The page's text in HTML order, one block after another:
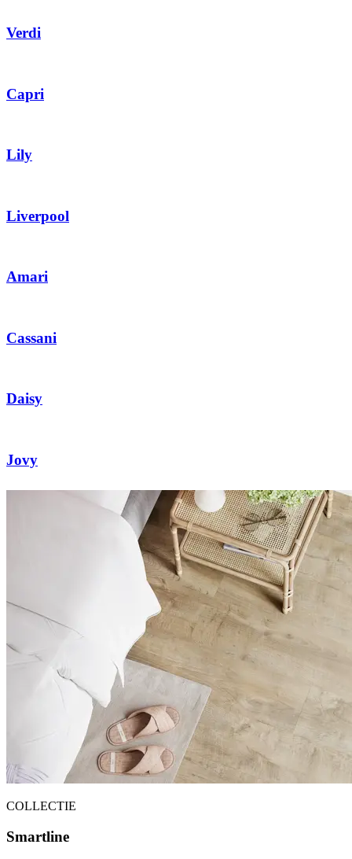
Verdi
Capri
Lily
Liverpool
Amari
Cassani
Daisy
Jovy
COLLECTIE
Smartline